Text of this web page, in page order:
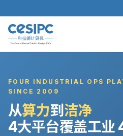
FOUR INDUSTRIAL OPS
SINCE 2009
从算力到洁净
4大平台覆盖工业